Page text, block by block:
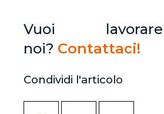
Vuoi
noi? Contattaci!
Condividi l'articolo